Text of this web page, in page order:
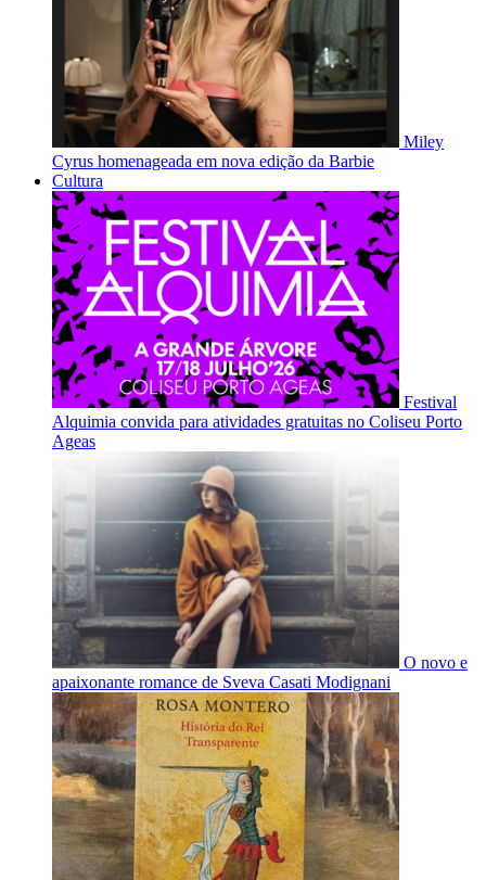
Miley
Cyrus homenageada em nova edição da Barbie
Cultura
Festival
Alquimia convida para atividades gratuitas no Coliseu Porto
Ageas
O novo e
apaixonante romance de Sveva Casati Modignani